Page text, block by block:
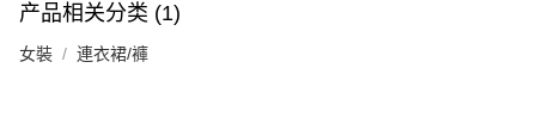
产品相关分类 (1)
女裝 連衣裙/褲